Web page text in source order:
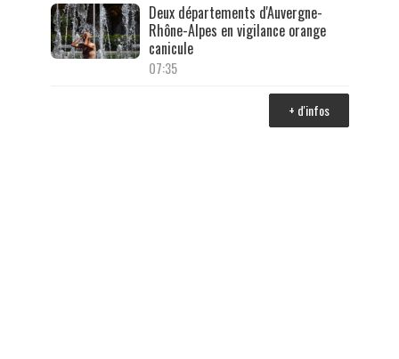
Deux départements d'Auvergne-
Rhône-Alpes en vigilance orange
canicule
07:35
+ d'infos